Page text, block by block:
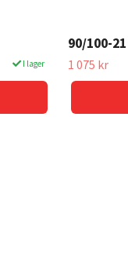
I lager
90/100-
1 075 kr